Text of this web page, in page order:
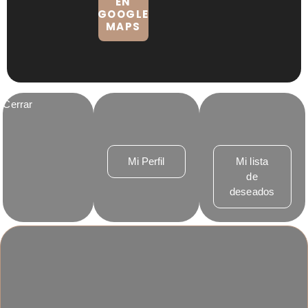
GOOGLE
MAPS
Cerrar
Mi Perfil
Mi lista
de
deseados